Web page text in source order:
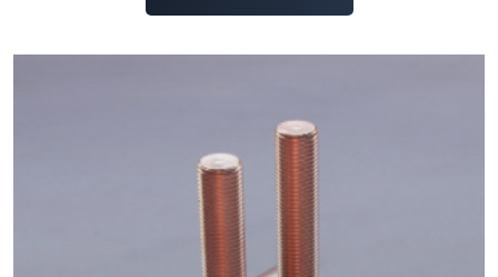
operacional.